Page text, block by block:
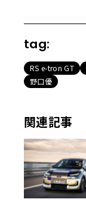
tag:
RS e-tron GT
野口優
関連記事